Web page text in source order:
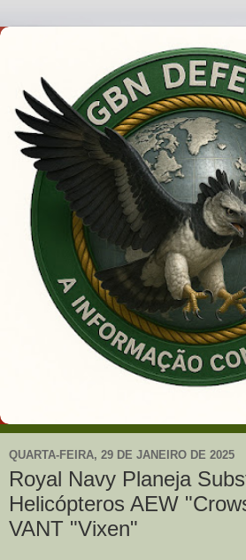
QUARTA-FEIRA, 29 DE JANEIRO DE 2025
Royal Navy Planeja
Helicópteros AEW
VANT "Vixen"